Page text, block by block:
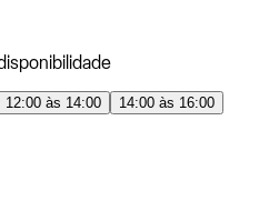
12:00 às 14:00
14:00 às 16:00